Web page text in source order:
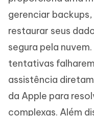
gerenciar
restaurar seus
segura pela
tentativas
assistência
da Apple para
complexas. Além